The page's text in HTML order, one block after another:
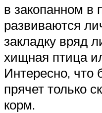
в закопанном в
развиваются
закладку вряд
хищная птица
Интересно, что
прячет только
корм.